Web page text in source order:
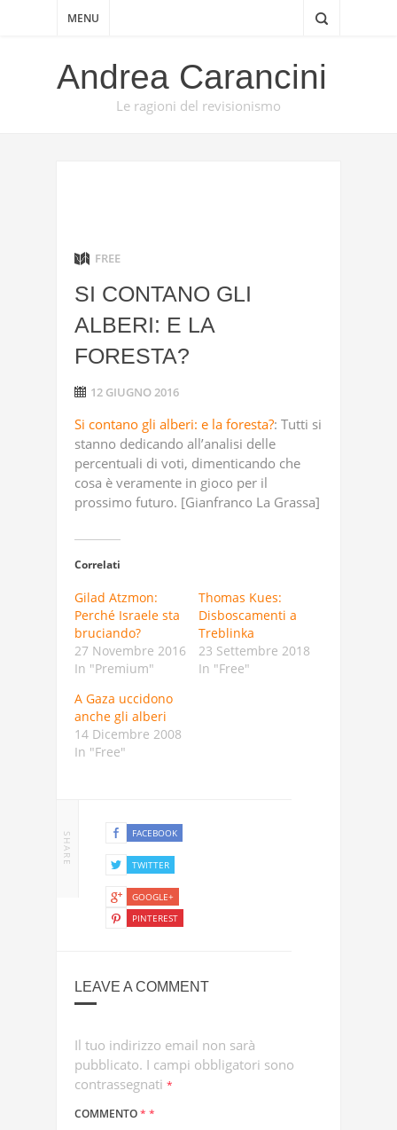
MENU
Andrea Carancini
Le ragioni del revisionismo
FREE
SI CONTANO GLI
ALBERI: E LA
FORESTA?
12 GIUGNO 2016
Si contano gli alberi: e la foresta?: Tutti si
stanno dedicando all’analisi delle
percentuali di voti, dimenticando che
cosa è veramente in gioco per il
prossimo futuro. [Gianfranco La Grassa]
Correlati
Gilad Atzmon:
Perché Israele sta
bruciando?
27 Novembre 2016
In "Premium"
Thomas Kues:
Disboscamenti a
Treblinka
23 Settembre 2018
In "Free"
A Gaza uccidono
anche gli alberi
14 Dicembre 2008
In "Free"
SHARE FACEBOOK
TWITTER
GOOGLE+
PINTEREST
LEAVE A COMMENT
Il tuo indirizzo email non sarà
pubblicato. I campi obbligatori sono
contrassegnati *
COMMENTO* *